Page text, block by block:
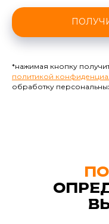
*нажимая кнопку
политикой
обработку